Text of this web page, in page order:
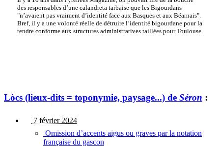
des responsables d’une calandreta tarbaise que les Bigourdans
"n’avaient pas vraiment d’identité face aux Basques et aux Béarnais".
Bref, il y a une volonté réelle de détruire l’identité bigourdane pour la
rendre conforme aux structures administratives taillées pour Toulouse.
Lòcs (lieux-dits = toponymie, paysage...) de Séron :
7 février 2024
Omission d’accents aigus ou graves par la notation
française du gascon